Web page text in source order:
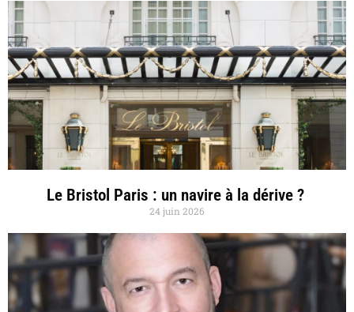
Le Bristol Paris : un navire à la dérive ?
24 juin 2026